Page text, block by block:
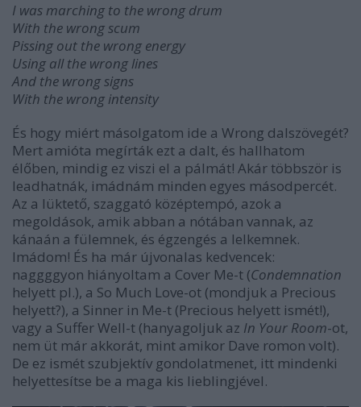
I was marching to the wrong drum
With the wrong scum
Pissing out the wrong energy
Using all the wrong lines
And the wrong signs
With the wrong intensity
És hogy miért másolgatom ide a Wrong dalszövegét?
Mert amióta megírták ezt a dalt, és hallhatom
élőben, mindig ez viszi el a pálmát! Akár többször is
leadhatnák, imádnám minden egyes másodpercét.
Az a lüktető, szaggató középtempó, azok a
megoldások, amik abban a nótában vannak, az
kánaán a fülemnek, és égzengés a lelkemnek.
Imádom! És ha már újvonalas kedvencek:
naggggyon hiányoltam a Cover Me-t (Condemnation
helyett pl.), a So Much Love-ot (mondjuk a Precious
helyett?), a Sinner in Me-t (Precious helyett ismét!),
vagy a Suffer Well-t (hanyagoljuk az In Your Room-ot,
nem üt már akkorát, mint amikor Dave romon volt).
De ez ismét szubjektív gondolatmenet, itt mindenki
helyettesítse be a maga kis lieblingjével.